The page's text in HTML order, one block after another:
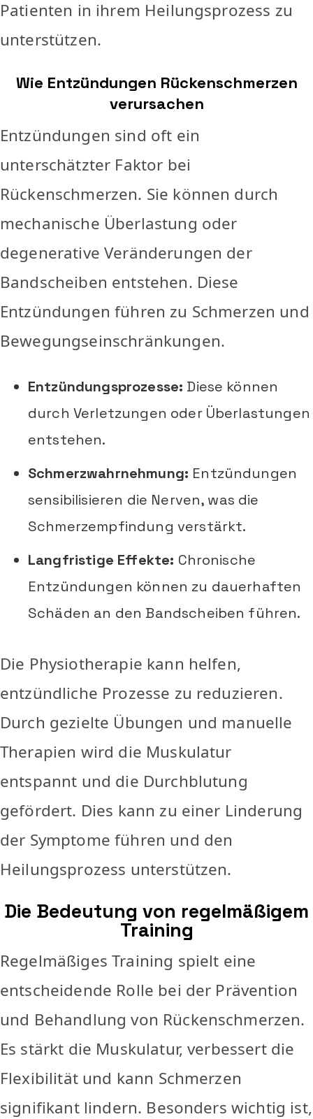
Patienten in ihrem Heilungsprozess zu
unterstützen.
Wie Entzündungen Rückenschmerzen
verursachen
Entzündungen sind oft ein
unterschätzter Faktor bei
Rückenschmerzen. Sie können durch
mechanische Überlastung oder
degenerative Veränderungen der
Bandscheiben entstehen. Diese
Entzündungen führen zu Schmerzen und
Bewegungseinschränkungen.
Entzündungsprozesse: Diese können
durch Verletzungen oder Überlastungen
entstehen.
Schmerzwahrnehmung: Entzündungen
sensibilisieren die Nerven, was die
Schmerzempfindung verstärkt.
Langfristige Effekte: Chronische
Entzündungen können zu dauerhaften
Schäden an den Bandscheiben führen.
Die Physiotherapie kann helfen,
entzündliche Prozesse zu reduzieren.
Durch gezielte Übungen und manuelle
Therapien wird die Muskulatur
entspannt und die Durchblutung
gefördert. Dies kann zu einer Linderung
der Symptome führen und den
Heilungsprozess unterstützen.
Die Bedeutung von regelmäßigem
Training
Regelmäßiges Training spielt eine
entscheidende Rolle bei der Prävention
und Behandlung von Rückenschmerzen.
Es stärkt die Muskulatur, verbessert die
Flexibilität und kann Schmerzen
signifikant lindern. Besonders wichtig ist,